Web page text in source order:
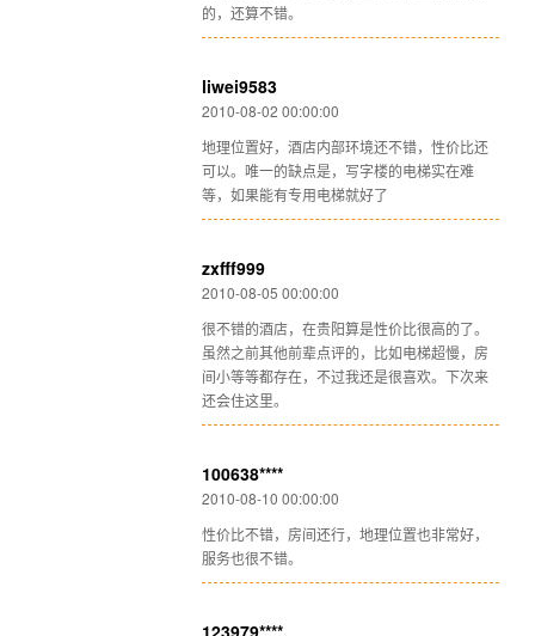
的，还算不错。
liwei9583
2010-08-02 00:00:00
地理位置好，酒店内部环境还不错，性价比还
可以。唯一的缺点是，写字楼的电梯实在难
等，如果能有专用电梯就好了
zxfff999
2010-08-05 00:00:00
很不错的酒店，在贵阳算是性价比很高的了。
虽然之前其他前辈点评的，比如电梯超慢，房
间小等等都存在，不过我还是很喜欢。下次来
还会住这里。
100638****
2010-08-10 00:00:00
性价比不错，房间还行，地理位置也非常好，
服务也很不错。
123979****